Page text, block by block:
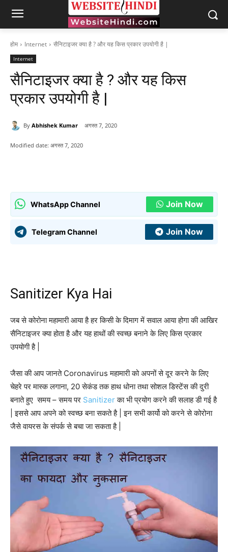
होम Internet सैनिटाइजर क्या है ? और यह किस प्रकार उपयोगी है |
Internet
सैनिटाइजर क्या है ? और यह किस
प्रकार उपयोगी है |
By Abhishek Kumar अगस्त 7, 2020
Modified date: अगस्त 7, 2020
WhatsApp Channel Join Now
Telegram Channel Join Now
Sanitizer Kya Hai
जब से कोरोना महामारी आया है हर किसी के दिमाग में सवाल आया होगा की आखिर
सैनिटाइजर क्या होता है और यह हाथों की स्वच्छ बनाने के लिए किस प्रकार
उपयोगी है |
जैसा की आप जानते Coronavirus महामारी को अपनों से दूर करने के लिए
चेहरे पर मास्क लगाना, 20 सेकंड तक हाथ धोना तथा सोशल डिस्टेंस की दुरी
बनाते हुए समय – समय पर Sanitizerका भी प्रयोग करने की सलाह डी गई है
| इससे आप अपने को स्वच्छ बना सकते है | इन सभी कार्यो को करने से कोरोना
जैसे वायरस के संपर्क से बचा जा सकता है |